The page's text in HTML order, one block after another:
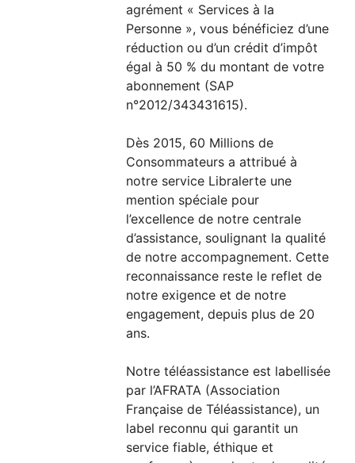
agrément « Services à la
Personne », vous bénéficiez d’une
réduction ou d’un crédit d’impôt
égal à 50 % du montant de votre
abonnement (SAP
n°2012/343431615).
Dès 2015, 60 Millions de
Consommateurs a attribué à
notre service Libralerte une
mention spéciale pour
l’excellence de notre centrale
d’assistance, soulignant la qualité
de notre accompagnement. Cette
reconnaissance reste le reflet de
notre exigence et de notre
engagement, depuis plus de 20
ans.
Notre téléassistance est labellisée
par l’AFRATA (Association
Française de Téléassistance), un
label reconnu qui garantit un
service fiable, éthique et